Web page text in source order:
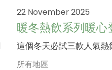
22 November 2025
暖冬熱飲系列暖心
這個冬天必試三款人氣熱
所有地區